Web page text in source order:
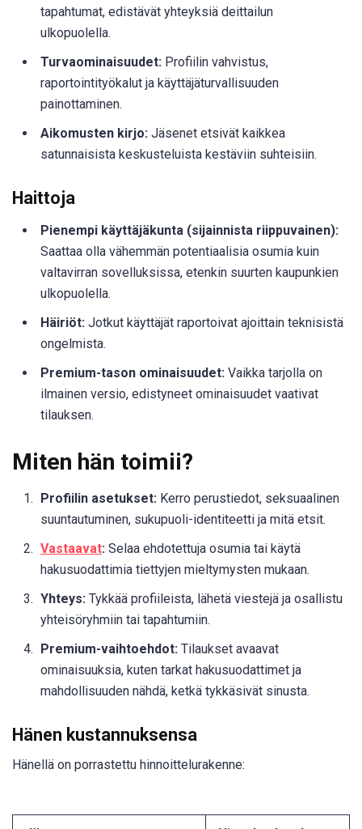
tapahtumat, edistävät yhteyksiä deittailun
ulkopuolella.
Turvaominaisuudet: Profiilin vahvistus,
raportointityökalut ja käyttäjäturvallisuuden
painottaminen.
Aikomusten kirjo: Jäsenet etsivät kaikkea
satunnaisista keskusteluista kestäviin suhteisiin.
Haittoja
Pienempi käyttäjäkunta (sijainnista riippuvainen):
Saattaa olla vähemmän potentiaalisia osumia kuin
valtavirran sovelluksissa, etenkin suurten kaupunkien
ulkopuolella.
Häiriöt: Jotkut käyttäjät raportoivat ajoittain teknisistä
ongelmista.
Premium-tason ominaisuudet: Vaikka tarjolla on
ilmainen versio, edistyneet ominaisuudet vaativat
tilauksen.
Miten hän toimii?
Profiilin asetukset: Kerro perustiedot, seksuaalinen
suuntautuminen, sukupuoli-identiteetti ja mitä etsit.
Vastaavat: Selaa ehdotettuja osumia tai käytä
hakusuodattimia tiettyjen mieltymysten mukaan.
Yhteys: Tykkää profiileista, lähetä viestejä ja osallistu
yhteisöryhmiin tai tapahtumiin.
Premium-vaihtoehdot: Tilaukset avaavat
ominaisuuksia, kuten tarkat hakusuodattimet ja
mahdollisuuden nähdä, ketkä tykkäsivät sinusta.
Hänen kustannuksensa
Hänellä on porrastettu hinnoittelurakenne: